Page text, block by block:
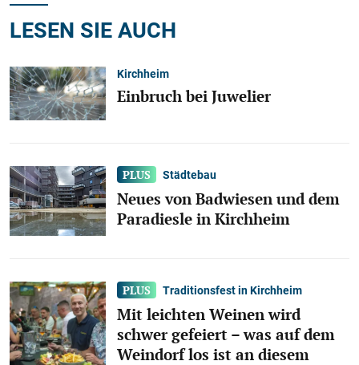
LESEN SIE AUCH
Kirchheim
Einbruch bei Juwelier
Städtebau
Neues von Badwiesen und dem
Paradiesle in Kirchheim
Traditionsfest in Kirchheim
Mit leichten Weinen wird
schwer gefeiert – was auf dem
Weindorf los ist an diesem